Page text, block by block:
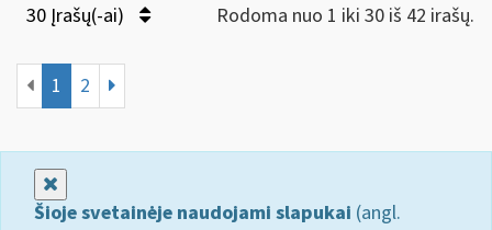
30 Įrašų(-ai) Rodoma nuo 1 iki 30 iš 42 irašų.
1 2
Šioje svetainėje naudojami slapukai (angl.